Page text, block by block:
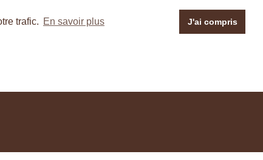
trafic. En savoir plus J'ai compris